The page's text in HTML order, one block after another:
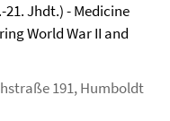
Jhdt.) - Medicine
World War II and
191, Humboldt